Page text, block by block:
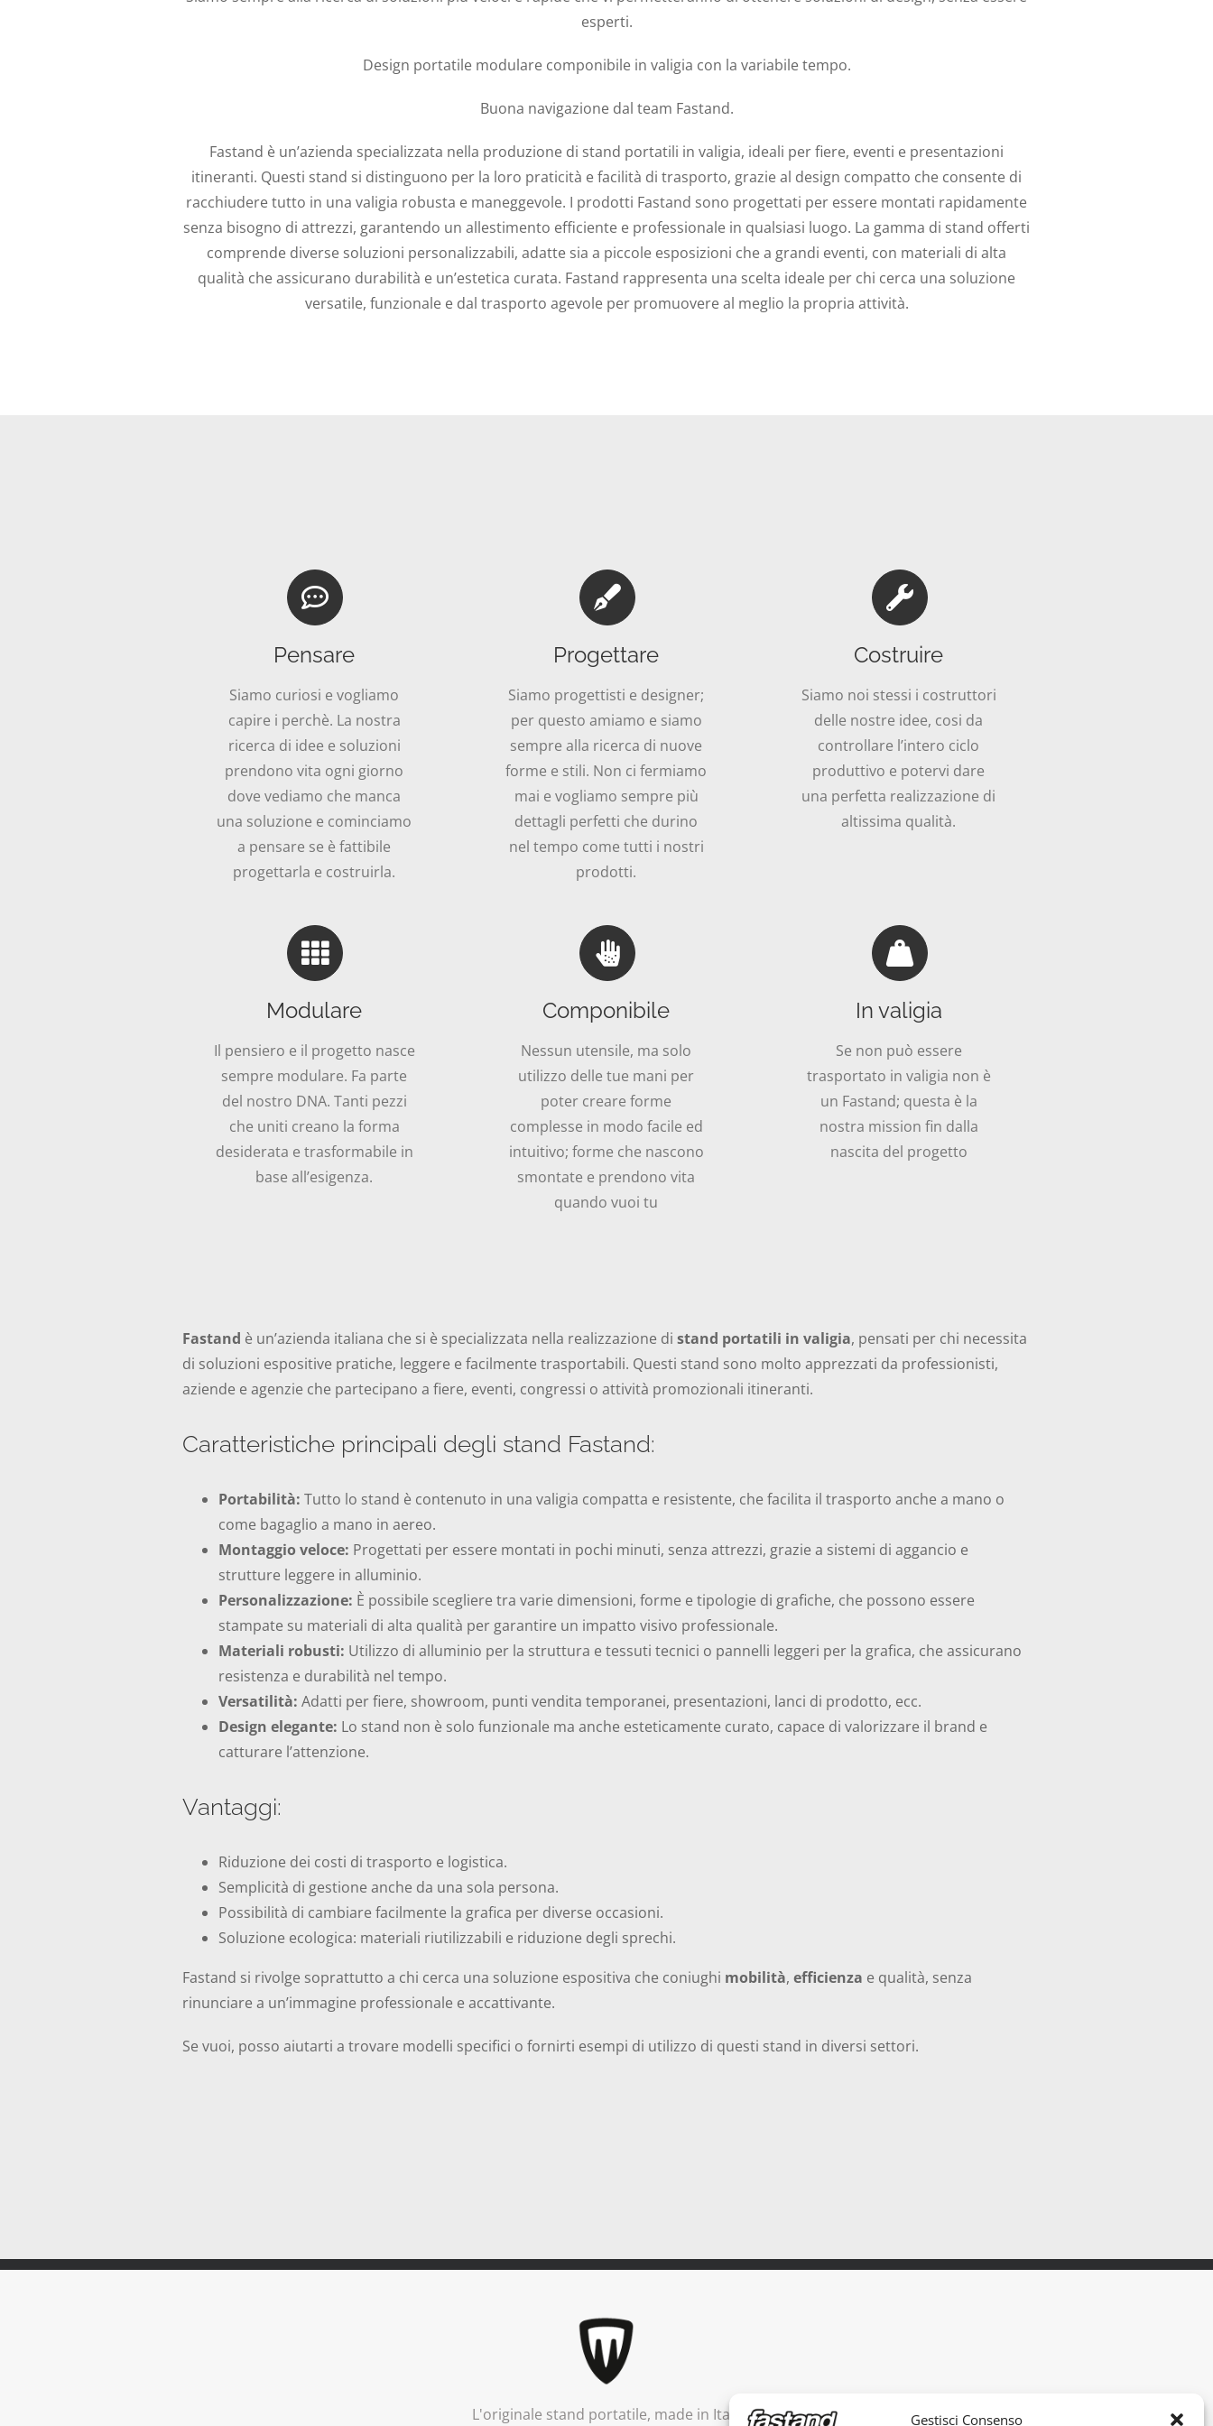
Gestisci Consenso
esperti.
Design portatile modulare componibile in valigia con la variabile tempo.
Buona navigazione dal team Fastand.
Fastand è un’azienda specializzata nella produzione di stand portatili in valigia, ideali per fiere, eventi e presentazioni
itineranti. Questi stand si distinguono per la loro praticità e facilità di trasporto, grazie al design compatto che consente di
racchiudere tutto in una valigia robusta e maneggevole. I prodotti Fastand sono progettati per essere montati rapidamente
senza bisogno di attrezzi, garantendo un allestimento efficiente e professionale in qualsiasi luogo. La gamma di stand offerti
comprende diverse soluzioni personalizzabili, adatte sia a piccole esposizioni che a grandi eventi, con materiali di alta
qualità che assicurano durabilità e un’estetica curata. Fastand rappresenta una scelta ideale per chi cerca una soluzione
versatile, funzionale e dal trasporto agevole per promuovere al meglio la propria attività.
Pensare
Siamo curiosi e vogliamo
capire i perchè. La nostra
ricerca di idee e soluzioni
prendono vita ogni giorno
dove vediamo che manca
una soluzione e cominciamo
a pensare se è fattibile
progettarla e costruirla.
Progettare
Siamo progettisti e designer;
per questo amiamo e siamo
sempre alla ricerca di nuove
forme e stili. Non ci fermiamo
mai e vogliamo sempre più
dettagli perfetti che durino
nel tempo come tutti i nostri
prodotti.
Costruire
Siamo noi stessi i costruttori
delle nostre idee, cosi da
controllare l’intero ciclo
produttivo e potervi dare
una perfetta realizzazione di
altissima qualità.
Modulare
Il pensiero e il progetto nasce
sempre modulare. Fa parte
del nostro DNA. Tanti pezzi
che uniti creano la forma
desiderata e trasformabile in
base all’esigenza.
Componibile
Nessun utensile, ma solo
utilizzo delle tue mani per
poter creare forme
complesse in modo facile ed
intuitivo; forme che nascono
smontate e prendono vita
quando vuoi tu
In valigia
Se non può essere
trasportato in valigia non è
un Fastand; questa è la
nostra mission fin dalla
nascita del progetto
Fastand è un’azienda italiana che si è specializzata nella realizzazione di stand portatili in valigia, pensati per chi necessita
di soluzioni espositive pratiche, leggere e facilmente trasportabili. Questi stand sono molto apprezzati da professionisti,
aziende e agenzie che partecipano a fiere, eventi, congressi o attività promozionali itineranti.
Caratteristiche principali degli stand Fastand:
Portabilità: Tutto lo stand è contenuto in una valigia compatta e resistente, che facilita il trasporto anche a mano o
come bagaglio a mano in aereo.
Montaggio veloce: Progettati per essere montati in pochi minuti, senza attrezzi, grazie a sistemi di aggancio e
strutture leggere in alluminio.
Personalizzazione: È possibile scegliere tra varie dimensioni, forme e tipologie di grafiche, che possono essere
stampate su materiali di alta qualità per garantire un impatto visivo professionale.
Materiali robusti: Utilizzo di alluminio per la struttura e tessuti tecnici o pannelli leggeri per la grafica, che assicurano
resistenza e durabilità nel tempo.
Versatilità: Adatti per fiere, showroom, punti vendita temporanei, presentazioni, lanci di prodotto, ecc.
Design elegante: Lo stand non è solo funzionale ma anche esteticamente curato, capace di valorizzare il brand e
catturare l’attenzione.
Vantaggi:
Riduzione dei costi di trasporto e logistica.
Semplicità di gestione anche da una sola persona.
Possibilità di cambiare facilmente la grafica per diverse occasioni.
Soluzione ecologica: materiali riutilizzabili e riduzione degli sprechi.
Fastand si rivolge soprattutto a chi cerca una soluzione espositiva che coniughi mobilità, efficienza e qualità, senza
rinunciare a un’immagine professionale e accattivante.
Se vuoi, posso aiutarti a trovare modelli specifici o fornirti esempi di utilizzo di questi stand in diversi settori.
L'originale stand portatile, made in Italy